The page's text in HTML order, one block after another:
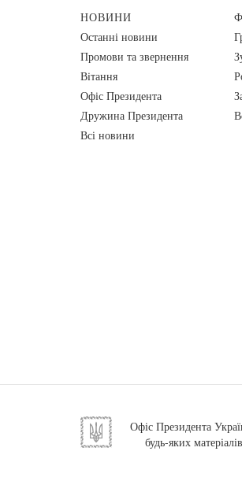
НОВИНИ
Останні новини
Промови та звернення
Вiтання
Офіс Президента
Дружина Президента
Всі новини
Офіс Президента
будь-яких